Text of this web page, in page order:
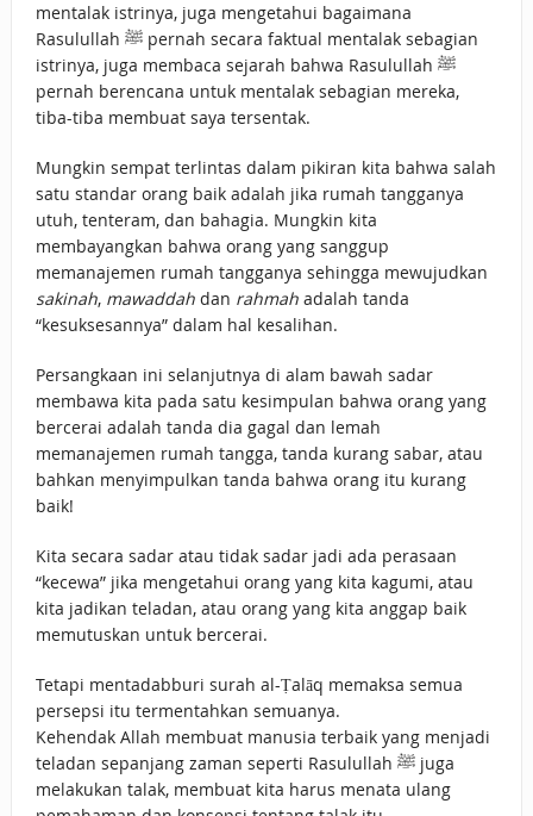
mentalak istrinya, juga mengetahui bagaimana
Rasulullah ﷺ pernah secara faktual mentalak sebagian
istrinya, juga membaca sejarah bahwa Rasulullah ﷺ
pernah berencana untuk mentalak sebagian mereka,
tiba-tiba membuat saya tersentak.
Mungkin sempat terlintas dalam pikiran kita bahwa salah
satu standar orang baik adalah jika rumah tangganya
utuh, tenteram, dan bahagia. Mungkin kita
membayangkan bahwa orang yang sanggup
memanajemen rumah tangganya sehingga mewujudkan
sakinah, mawaddahdan rahmahadalah tanda
“kesuksesannya” dalam hal kesalihan.
Persangkaan ini selanjutnya di alam bawah sadar
membawa kita pada satu kesimpulan bahwa orang yang
bercerai adalah tanda dia gagal dan lemah
memanajemen rumah tangga, tanda kurang sabar, atau
bahkan menyimpulkan tanda bahwa orang itu kurang
baik!
Kita secara sadar atau tidak sadar jadi ada perasaan
“kecewa” jika mengetahui orang yang kita kagumi, atau
kita jadikan teladan, atau orang yang kita anggap baik
memutuskan untuk bercerai.
Tetapi mentadabburi surah al-Ṭalāq memaksa semua
persepsi itu termentahkan semuanya.
Kehendak Allah membuat manusia terbaik yang menjadi
teladan sepanjang zaman seperti Rasulullah ﷺ juga
melakukan talak, membuat kita harus menata ulang